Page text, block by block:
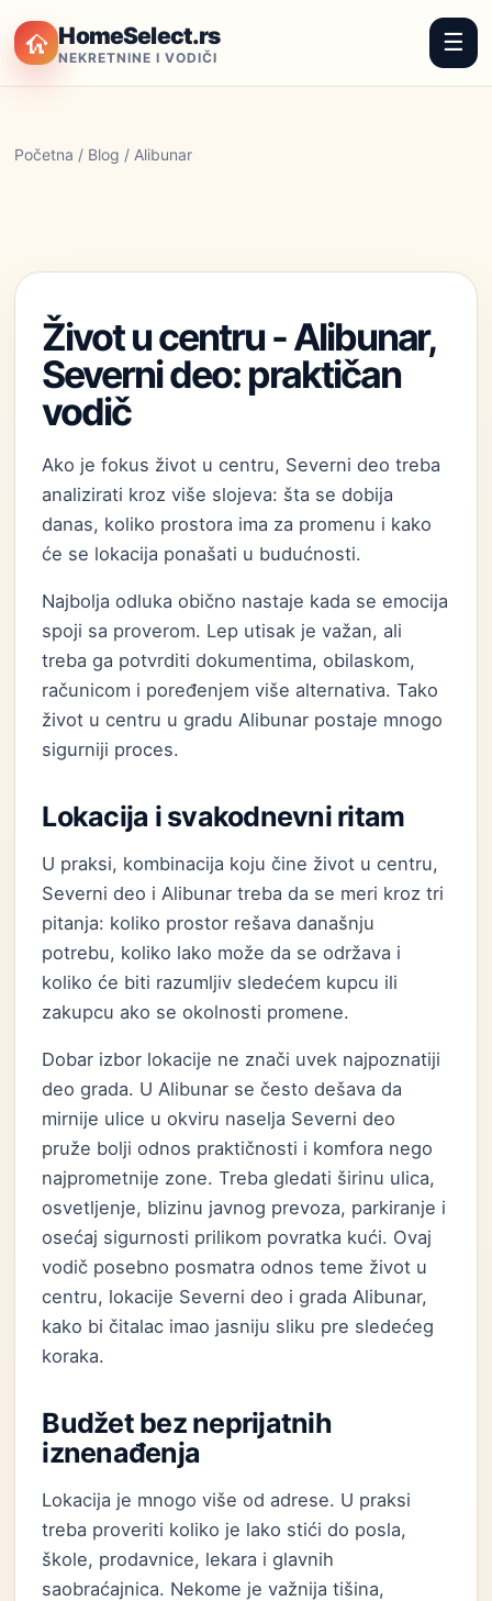
HomeSelect.rs
NEKRETNINE I VODIČI
☰
Početna / Blog / Alibunar
Život u centru - Alibunar,
Severni deo: praktičan
vodič
Ako je fokus život u centru, Severni deo treba
analizirati kroz više slojeva: šta se dobija
danas, koliko prostora ima za promenu i kako
će se lokacija ponašati u budućnosti.
Najbolja odluka obično nastaje kada se emocija
spoji sa proverom. Lep utisak je važan, ali
treba ga potvrditi dokumentima, obilaskom,
računicom i poređenjem više alternativa. Tako
život u centru u gradu Alibunar postaje mnogo
sigurniji proces.
Lokacija i svakodnevni ritam
U praksi, kombinacija koju čine život u centru,
Severni deo i Alibunar treba da se meri kroz tri
pitanja: koliko prostor rešava današnju
potrebu, koliko lako može da se održava i
koliko će biti razumljiv sledećem kupcu ili
zakupcu ako se okolnosti promene.
Dobar izbor lokacije ne znači uvek najpoznatiji
deo grada. U Alibunar se često dešava da
mirnije ulice u okviru naselja Severni deo
pruže bolji odnos praktičnosti i komfora nego
najprometnije zone. Treba gledati širinu ulica,
osvetljenje, blizinu javnog prevoza, parkiranje i
osećaj sigurnosti prilikom povratka kući. Ovaj
vodič posebno posmatra odnos teme život u
centru, lokacije Severni deo i grada Alibunar,
kako bi čitalac imao jasniju sliku pre sledećeg
koraka.
Budžet bez neprijatnih
iznenađenja
Lokacija je mnogo više od adrese. U praksi
treba proveriti koliko je lako stići do posla,
škole, prodavnice, lekara i glavnih
saobraćajnica. Nekome je važnija tišina,